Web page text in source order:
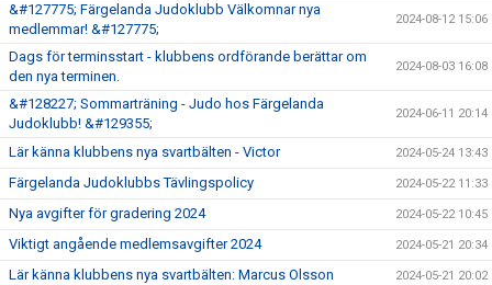
&#127775; Färgelanda Judoklubb Välkomnar nya
medlemmar! &#127775;
2024-08-12 15:06
Dags för terminsstart - klubbens ordförande berättar om
den nya terminen.
2024-08-03 16:08
&#128227; Sommarträning - Judo hos Färgelanda
Judoklubb! &#129355;
2024-06-11 20:14
Lär känna klubbens nya svartbälten - Victor 2024-05-24 13:43
Färgelanda Judoklubbs Tävlingspolicy 2024-05-22 11:33
Nya avgifter för gradering 2024 2024-05-22 10:45
Viktigt angående medlemsavgifter 2024 2024-05-21 20:34
Lär känna klubbens nya svartbälten: Marcus Olsson 2024-05-21 20:02